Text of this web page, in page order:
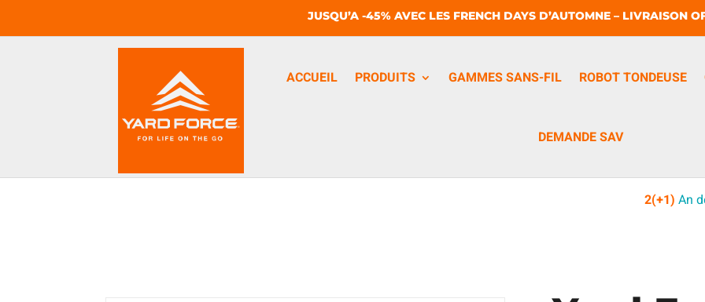
JUSQU’A -45% AVEC LES FRENCH DAYS D’AUTOMNE – LIVRAISON
ACCUEIL PRODUITS GAMMES SANS-FIL ROBOT TONDEUSE
DEMANDE SAV
2(+1) An